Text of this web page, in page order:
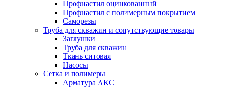
Профнастил оцинкованный
Профнастил с полимерным покрытием
Саморезы
Труба для скважин и сопутствующие товары
Заглушки
Труба для скважин
Ткань ситовая
Насосы
Сетка и полимеры
Арматура АКС